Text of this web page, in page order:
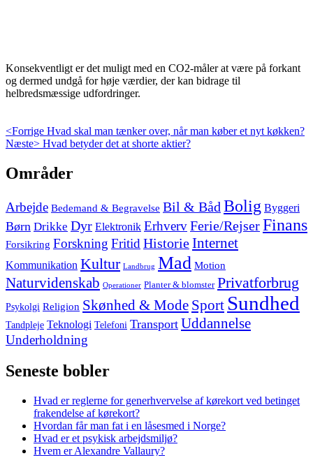
Konsekventligt er det muligt med en CO2-måler at være på forkant
og dermed undgå for høje værdier, der kan bidrage til
helbredsmæssige udfordringer.
Indlægsnavigation
<Forrige Previous
post:
Hvad skal man tænker over, når man køber et nyt køkken?
Næste> Next
Hvad betyder det at shorte aktier?
Skip
to
Områder
Arbejde Bedemand & Begravelse Bil & Båd Bolig Byggeri
Børn Drikke Dyr Elektronik ErhvervFerie/RejserFinans
Forsikring Forskning Fritid HistorieInternet
Kommunikation Kultur Landbrug Mad Motion
Naturvidenskab Operationer Planter & blomster Privatforbrug
Psykolgi Religion Skønhed & Mode Sport Sundhed
Tandpleje Teknologi Telefoni Transport Uddannelse
Underholdning
Seneste bobler
Hvad er reglerne for generhvervelse af kørekort ved betinget
frakendelse af kørekort?
Hvordan får man fat i en låsesmed i Norge?
Hvad er et psykisk arbejdsmiljø?
Hvem er Alexandre Vallaury?